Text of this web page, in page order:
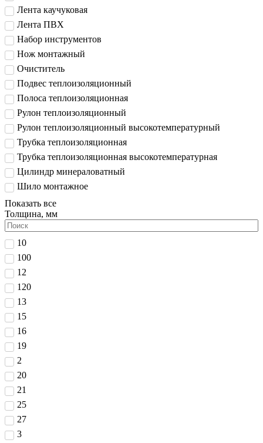
Лента каучуковая
Лента ПВХ
Набор инструментов
Нож монтажный
Очиститель
Подвес теплоизоляционный
Полоса теплоизоляционная
Рулон теплоизоляционный
Рулон теплоизоляционный высокотемпературный
Трубка теплоизоляционная
Трубка теплоизоляционная высокотемпературная
Цилиндр минераловатный
Шило монтажное
Показать все
Толщина, мм
10
100
12
120
13
15
16
19
2
20
21
25
27
3